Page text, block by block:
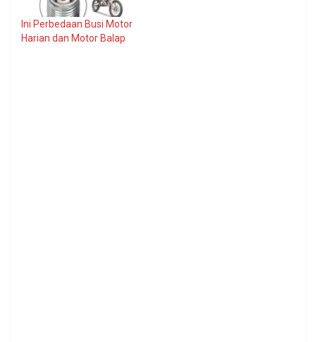
Ini Perbedaan Busi Motor
Harian dan Motor Balap